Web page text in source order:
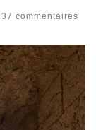
commentaires